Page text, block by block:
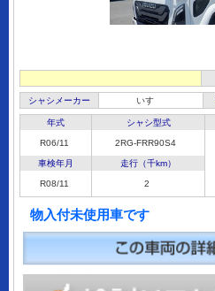
シャシメーカー いすゞ
年式 シャシ型式
R06/11 2RG-FRR90S4
車検年月 走行（千km）
R08/11 2
物入付未使用車です